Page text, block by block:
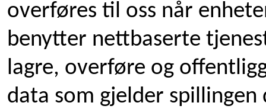
overføres til oss når
benytter nettbaserte
lagre, overføre og
data som gjelder